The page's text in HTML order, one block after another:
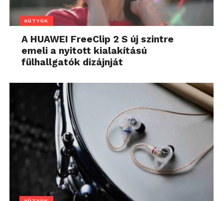
KÜTYÜK
A HUAWEI FreeClip 2 S új szintre
emeli a nyitott kialakítású
fülhallgatók dizájnját